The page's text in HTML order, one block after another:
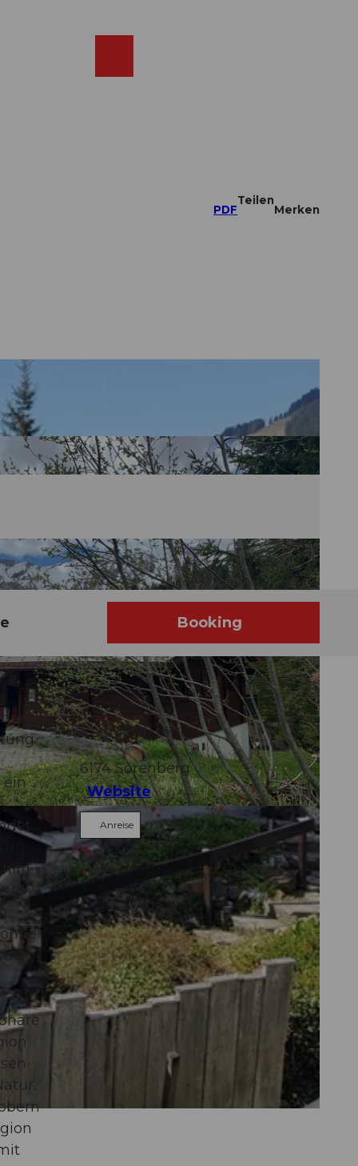
PDF
Teilen
Merken
Booking
ein
Kontaktdaten
6174Sörenberg
Website
Anreise